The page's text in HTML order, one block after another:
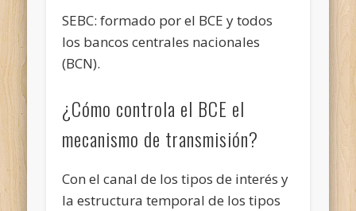
SEBC: formado por el BCE y todos
los bancos centrales nacionales
(BCN).
¿Cómo controla el BCE el
mecanismo de transmisión?
Con el canal de los tipos de interés y
la estructura temporal de los tipos